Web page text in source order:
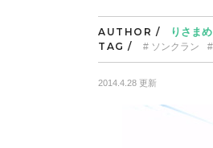
AUTHOR / りさまめ
TAG / ソンクラン
2014.4.28 更新